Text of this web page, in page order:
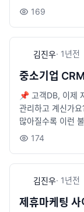
고주가 1건당 10
받으면 1건당 1
＊구글 &amp; 페
출 DB 수집' 관련
여 있는 제휴마케
련 사이트에서 모
적으로 확보할 수
휴마케팅은 이미
다.대표적인 플랫
tml□ 제휴마케팅
seye.com/
수 있습니다.왜
화지금도 많은 사
하지만 더 큰 수익
니다.※ 제휴마케
ner.html※ 제휴마
seye.com/
m/partners_advertiser/ (test/1111)관리자
2.sseye.com/
| 점심시간 12:30
om· 이메일 :
169
김진우· 1년전
중소기업
📌 고객DB, 이제
관리하고 계신가
많아질수록 이런
흩어져서 찾기 힘
고객DB 등록/검
분류 마케팅✔ 중
174
김진우· 1년전
제휴마케팅